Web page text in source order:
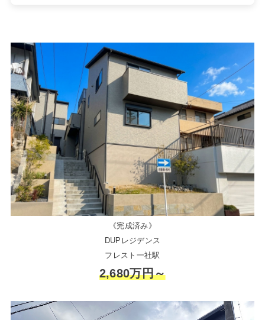
《完成済み》
DUPレジデンス
フレスト一社駅
2,680万円～